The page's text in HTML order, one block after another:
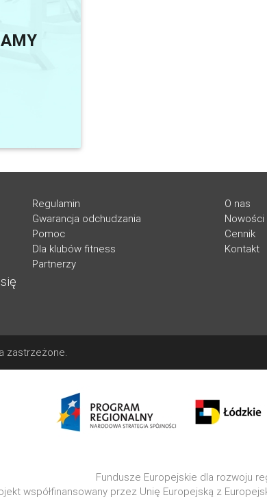
Regulamin
Gwarancja odchudzania
Pomoc
Dla klubów fitness
Partnerzy
O nas
Nowości
Cennik
Kontakt
zastrzeżone.
Fundusze Europejskie dla rozwoju
współfinansowany przez Unię Europejską z